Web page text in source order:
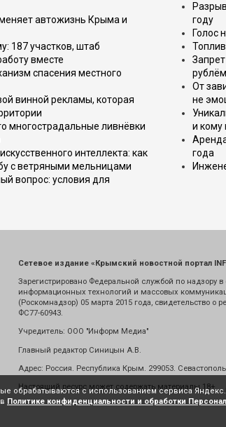
автожизнь Крыма и
187 участков, штаб
вместе
спасения местного
винной рекламы, которая
многострадальные ливнёвки
интеллекта: как
с ветряными мельницами
вопрос: условия для
году
Голос
рублём
От
не
и кому
года
Сетевое издание «Крымский новостной портал
Зарегистрировано Федеральной службой по надзору в
информационных технологий и массовых
(Роскомнадзор) 05 марта 2015 года, свидетельство о
ФС77-60943.
Учредитель: ООО "Информ Медиа"
Главный редактор Синицын А.В.
Адрес: Россия. Республика Крым. 299053.
Настоящий ресурс может содержать материалы 18+
обрабатываются с использованием сервиса
Политике конфиденциальности и обработки